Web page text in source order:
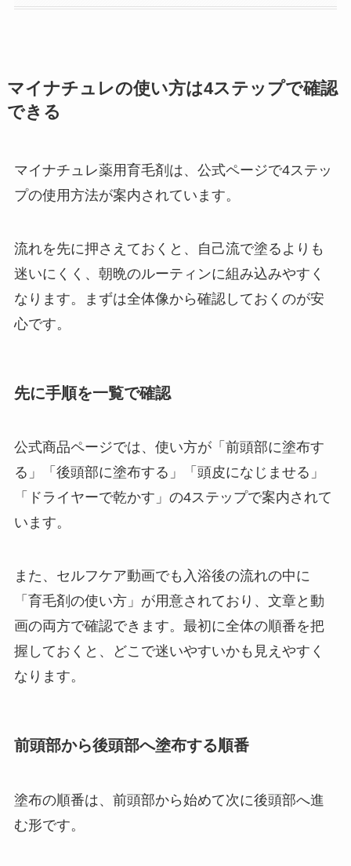
マイナチュレの使い方は4ステップで確認
できる
マイナチュレ薬用育毛剤は、公式ページで4ステッ
プの使用方法が案内されています。
流れを先に押さえておくと、自己流で塗るよりも
迷いにくく、朝晩のルーティンに組み込みやすく
なります。まずは全体像から確認しておくのが安
心です。
先に手順を一覧で確認
公式商品ページでは、使い方が「前頭部に塗布す
る」「後頭部に塗布する」「頭皮になじませる」
「ドライヤーで乾かす」の4ステップで案内されて
います。
また、セルフケア動画でも入浴後の流れの中に
「育毛剤の使い方」が用意されており、文章と動
画の両方で確認できます。最初に全体の順番を把
握しておくと、どこで迷いやすいかも見えやすく
なります。
前頭部から後頭部へ塗布する順番
塗布の順番は、前頭部から始めて次に後頭部へ進
む形です。